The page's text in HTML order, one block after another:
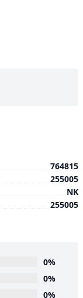
764815
255005
NK
255005
0%
0%
0%